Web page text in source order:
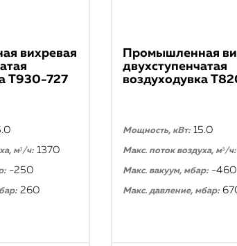
вихревая
T930-727
м³/ч:1370
-250
260
Промышленная
двухступенчатая
воздуходувка
Мощность, кВт: 15.0
Макс. поток воздуха, м³/ч:
Макс. вакуум, мбар: -460
Макс. давление, мбар: